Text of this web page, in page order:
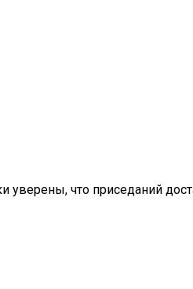
что приседаний